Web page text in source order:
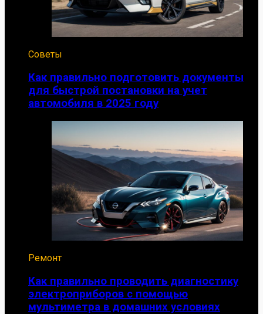
Советы
Как правильно подготовить документы
для быстрой постановки на учет
автомобиля в 2025 году
Ремонт
Как правильно проводить диагностику
электроприборов с помощью
мультиметра в домашних условиях